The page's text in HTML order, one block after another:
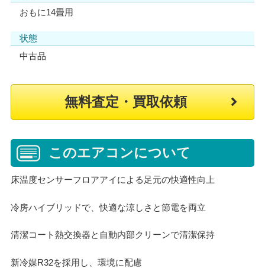
おもに14畳用
状態
中古品
無料査定・買取依頼
このエアコンについて
床温度センサーフロアアイによる足元の快適性向上
冷房ハイブリッドで、快適な涼しさと節電を両立
清潔コート熱交換器と自動内部クリーンで清潔保持
新冷媒R32を採用し、環境に配慮